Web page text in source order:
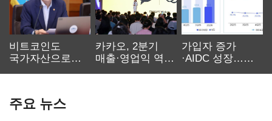
비트코인도
국가자산으로…'
카카오, 2분기
매출·영업익 역대
가입자 증가
·AIDC 성장…
주요 뉴스